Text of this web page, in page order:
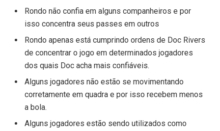
Rondo não confia em alguns companheiros e por
isso concentra seus passes em outros
Rondo apenas está cumprindo ordens de Doc Rivers
de concentrar o jogo em determinados jogadores
dos quais Doc acha mais confiáveis.
Alguns jogadores não estão se movimentando
corretamente em quadra e por isso recebem menos
a bola.
Alguns jogadores estão sendo utilizados como